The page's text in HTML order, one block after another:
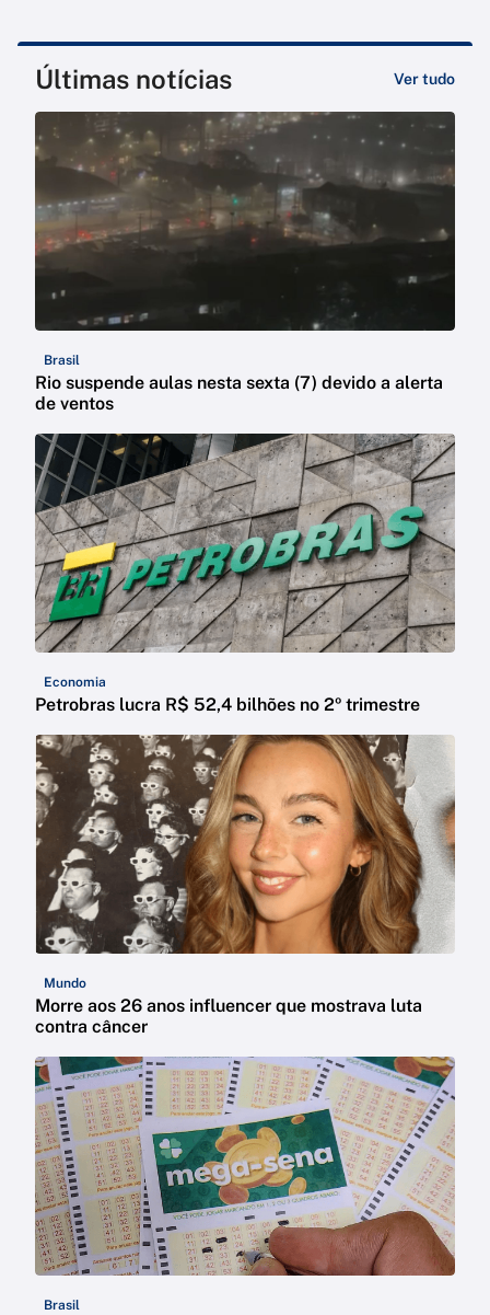
Últimas notícias Ver tudo
Brasil
Rio suspende aulas nesta sexta (7) devido a alerta
de ventos
Economia
Petrobras lucra R$ 52,4 bilhões no 2º trimestre
Mundo
Morre aos 26 anos influencer que mostrava luta
contra câncer
Brasil